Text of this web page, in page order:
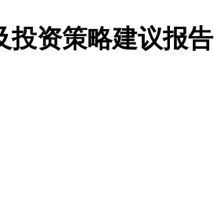
投资策略建议报告